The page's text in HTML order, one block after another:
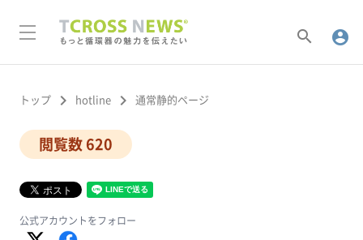
search account_circle
トップ keyboard_arrow_right hotline keyboard_arrow_right 通常静的ページ
閲覧数 620
公式アカウントをフォロー